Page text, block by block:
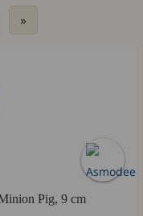
»
Pig, 9 cm